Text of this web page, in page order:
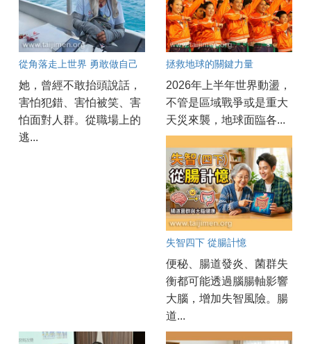
從角落走上世界 勇敢做自己
她，曾經不敢抬頭說話，
害怕犯錯、害怕被笑、害
怕面對人群。從職場上的
逃...
拯救地球的關鍵力量
2026年上半年世界動盪，
不管是區域戰爭或是重大
天災來襲，地球面臨各...
失智四下 從腸計憶
便秘、腸道發炎、菌群失
衡都可能透過腦腸軸影響
大腦，增加失智風險。腸
道...